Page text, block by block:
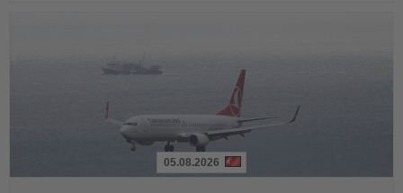
05.08.2026